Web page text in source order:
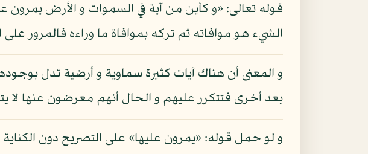
قوله تعالى: «و كأين من آية في السموات و الأرض يمرون
الشيء هو موافاته ثم تركه بموافاة ما وراءه فالمرور
و المعنى أن هناك آيات كثيرة سماوية و أرضية تدل
بعد أخرى فتتكرر عليهم و الحال أنهم معرضون عنها لا
و لو حمل قوله: «يمرون عليها» على التصريح دون